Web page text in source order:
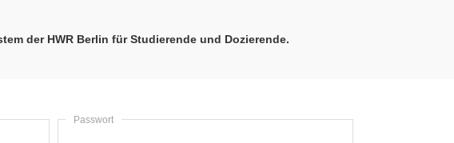
der HWR Berlin für Studierende und Dozierende.
Passwort